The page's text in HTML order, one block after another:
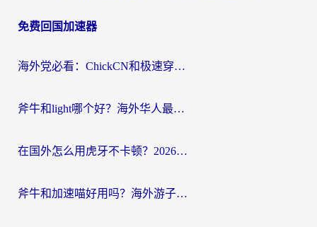
导
免费回国加速器
海外党必看：ChickCN和极速穿梭VPN好用吗？3招教你选对回国加速器无缝刷国内资源
斧牛和light哪个好？海外华人最关心的回国加速器选择难题，一篇讲透
在国外怎么用虎牙不卡顿？2026海外华人亲测有效的回国加速器选择指南
斧牛和加速喵好用吗？海外游子的真实选择困境